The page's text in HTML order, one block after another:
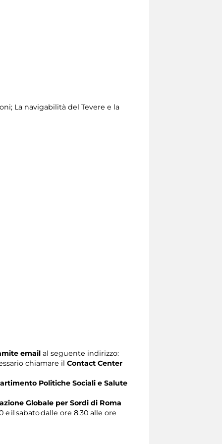
La navigabilità del Tevere e la
email al seguente indirizzo:
chiamare il Contact Center
Politiche Sociali e Salute
Globale per Sordi di Roma
e il sabato dalle ore 8.30 alle ore